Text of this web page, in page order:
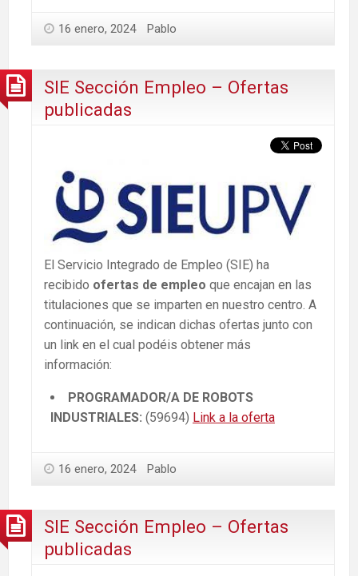
16 enero, 2024 Pablo
SIE Sección Empleo – Ofertas
publicadas
El Servicio Integrado de Empleo (SIE) ha
recibido ofertas de empleo que encajan en las
titulaciones que se imparten en nuestro centro. A
continuación, se indican dichas ofertas junto con
un link en el cual podéis obtener más
información:
PROGRAMADOR/A DE ROBOTS
INDUSTRIALES: (59694) Link a la oferta
16 enero, 2024 Pablo
SIE Sección Empleo – Ofertas
publicadas